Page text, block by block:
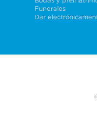
Funerales
Dar